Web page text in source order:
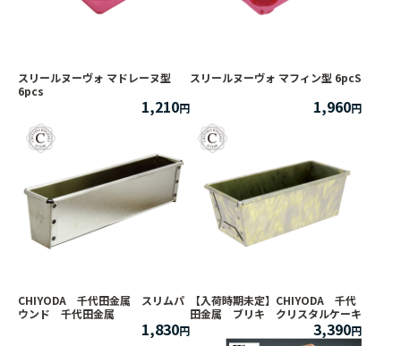
スリールヌーヴォ マドレーヌ型
6pcs
1,210
スリールヌーヴォ マフィン型 6pcS
1,960
CHIYODA 千代田金属 スリムパ
ウンド 千代田金属
1,830
【入荷時期未定】CHIYODA 千代
田金属 ブリキ クリスタルケーキ
3,390